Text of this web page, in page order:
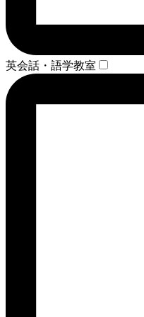
英会話・語学教室